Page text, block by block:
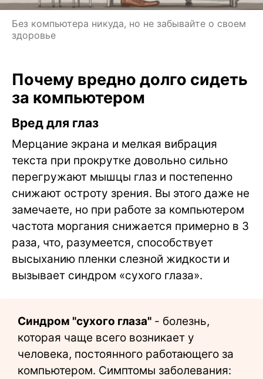
Без компьютера никуда, но не забывайте о своем
здоровье
Почему вредно долго сидеть
за компьютером
Вред для глаз
Мерцание экрана и мелкая вибрация
текста при прокрутке довольно сильно
перегружают мышцы глаз и постепенно
снижают остроту зрения. Вы этого даже не
замечаете, но при работе за компьютером
частота моргания снижается примерно в 3
раза, что, разумеется, способствует
высыханию пленки слезной жидкости и
вызывает синдром «сухого глаза».
Синдром "сухого глаза" - болезнь,
которая чаще всего возникает у
человека, постоянного работающего за
компьютером. Симптомы заболевания: